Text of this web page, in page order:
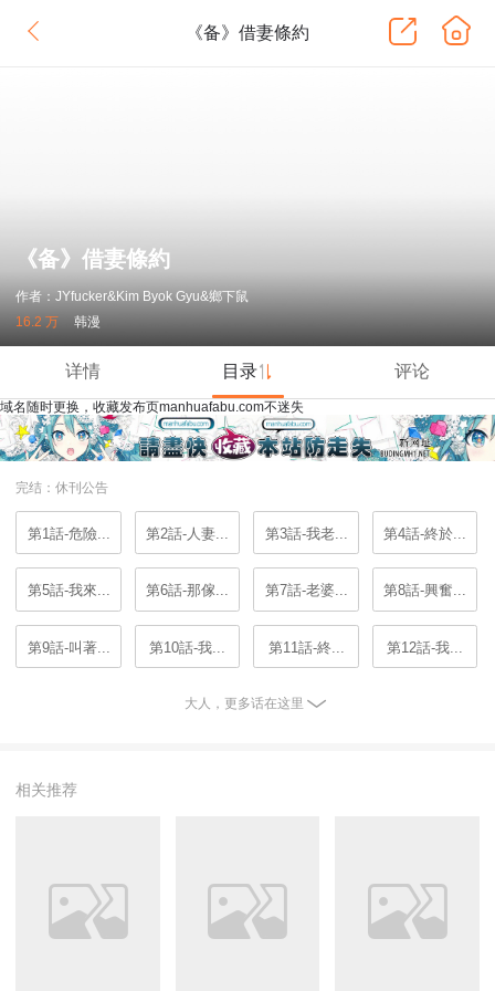
《备》借妻條約
《备》借妻條約
作者：JYfucker&Kim Byok Gyu&鄉下鼠
16.2 万
韩漫
详情 目录 评论
域名随时更换，收藏发布页manhuafabu.com不迷失
完结：休刊公告
第1話-危險... 第2話-人妻... 第3話-我老... 第4話-終於...
第5話-我來... 第6話-那傢... 第7話-老婆... 第8話-興奮...
第9話-叫著... 第10話-我... 第11話-終... 第12話-我...
大人，更多话在这里
相关推荐